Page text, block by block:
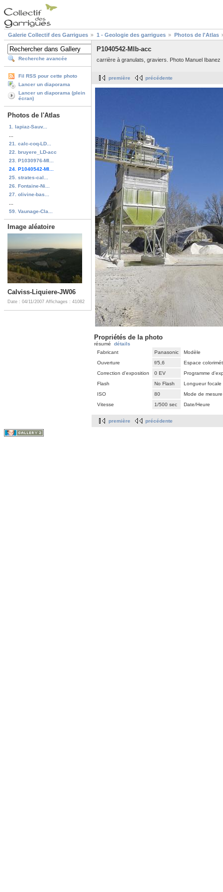
Galerie Collectif des Garrigues 1 - Geologie des garrigues Photos de l'Atlas
Recherche avancée
Fil RSS pour cette photo
Lancer un diaporama
Lancer un diaporama (plein
écran)
Photos de l'Atlas
1. lapiaz-Sauv...
21. calc-coq-LD...
22. bruyere_LD-acc
23. P1030976-MI...
24. P1040542-MI...
25. strates-cal...
26. Fontaine-Ni...
27. olivine-bas...
59. Vaunage-Cla...
Image aléatoire
Calviss-Liquiere-JW06
Date : 04/11/2007 Affichages : 41082
P1040542-MIb-acc
carrière à granulats, graviers. Photo Manuel Ibanez
première précédente
Propriétés de la photo
résumé détails
Fabricant
Panasonic
Modèle
Ouverture
f/5,6
Espace
Correction d'exposition
0 EV
Programme
Flash
No Flash
Longueur focale
ISO
80
Mode de mesure
Vitesse
1/500 sec Date/Heure
première précédente